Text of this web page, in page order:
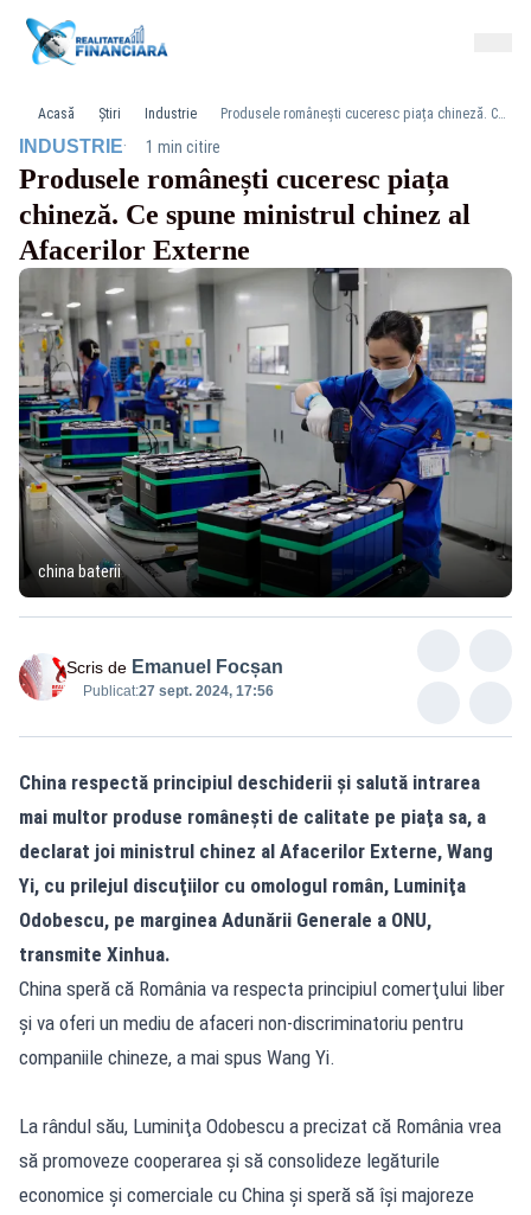
Acasă Știri Industrie Produsele românești cuceresc piața chineză. Ce spune ministrul chinez al Afacerilor Externe
INDUSTRIE· 1 min citire
Produsele românești cuceresc piața
chineză. Ce spune ministrul chinez al
Afacerilor Externe
china baterii
Scris de Emanuel Focșan
Publicat:27 sept. 2024, 17:56
China respectă principiul deschiderii şi salută intrarea
mai multor produse româneşti de calitate pe piaţa sa, a
declarat joi ministrul chinez al Afacerilor Externe, Wang
Yi, cu prilejul discuţiilor cu omologul român, Luminiţa
Odobescu, pe marginea Adunării Generale a ONU,
transmite Xinhua.
China speră că România va respecta principiul comerţului liber
şi va oferi un mediu de afaceri non-discriminatoriu pentru
companiile chineze, a mai spus Wang Yi.
La rândul său, Luminiţa Odobescu a precizat că România vrea
să promoveze cooperarea şi să consolideze legăturile
economice şi comerciale cu China şi speră să îşi majoreze